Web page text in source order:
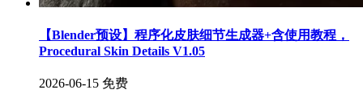
【Blender预设】程序化皮肤细节生成器+含使用教程，
Procedural Skin Details V1.05
2026-06-15 免费